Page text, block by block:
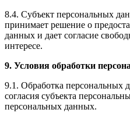
8.4. Субъект персональных
принимает решение о
данных и дает согласие
интересе.
9. Условия обработки
9.1. Обработка персональных
согласия субъекта
персональных данных.